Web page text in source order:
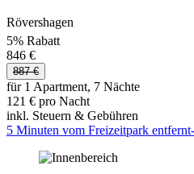
Rövershagen
5% Rabatt
846 €
887 €
für 1 Apartment, 7 Nächte
121 € pro Nacht
inkl. Steuern & Gebühren
5 Minuten vom Freizeitpark